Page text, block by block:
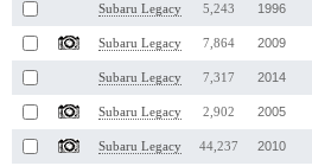
Subaru Legacy 5,243 1996
Subaru Legacy 7,864 2009
Subaru Legacy 7,317 2014
Subaru Legacy 2,902 2005
Subaru Legacy 44,237 2010